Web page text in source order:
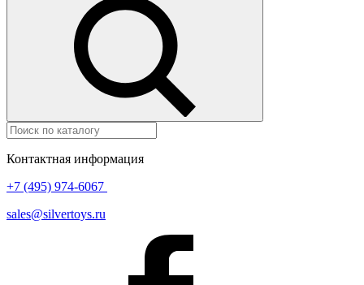
Контактная информация
+7 (495) 974-6067
sales@silvertoys.ru